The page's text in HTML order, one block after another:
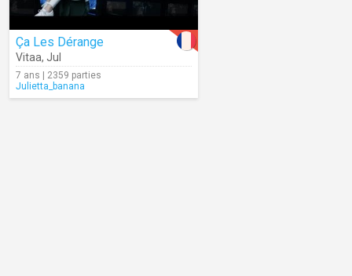
Ça Les Dérange
Vitaa, Jul
7 ans | 2359 parties
Julietta_banana